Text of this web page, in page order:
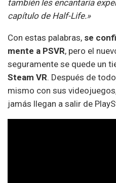
también les encantaría
capítulo de Half-Life.»
Con estas palabras, se
mente a PSVR, pero el
seguramente se quede un
Steam VR. Después de
mismo con sus
jamás llegan a salir de